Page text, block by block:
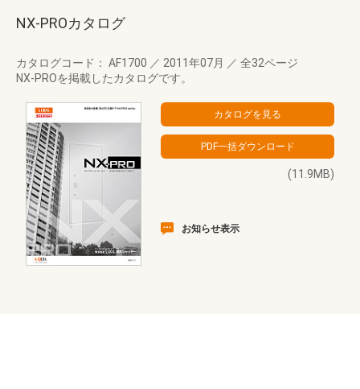
NX-PROカタログ
カタログコード： AF1700 ／ 2011年07月 ／ 全32ページ
NX-PROを掲載したカタログです。
(11.9MB)
お知らせ表示